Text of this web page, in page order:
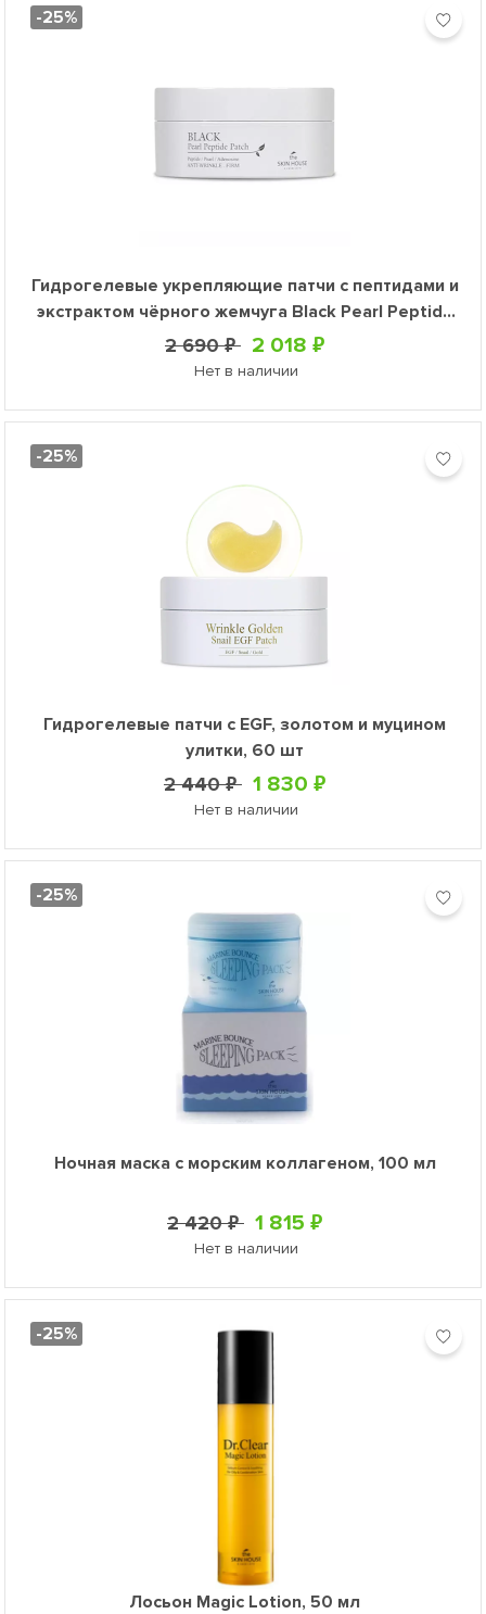
-25%
Гидрогелевые укрепляющие патчи с пептидами и
экстрактом чёрного жемчуга Black Pearl Peptide
Patch, 60 шт
2 690 ₽ 2 018 ₽
Нет в наличии
-25%
Гидрогелевые патчи с EGF, золотом и муцином
улитки, 60 шт
2 440 ₽ 1 830 ₽
Нет в наличии
-25%
Ночная маска с морским коллагеном, 100 мл
2 420 ₽ 1 815 ₽
Нет в наличии
-25%
Лосьон Magic Lotion, 50 мл